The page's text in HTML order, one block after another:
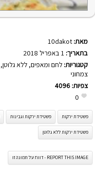
מאת: 10dakot
בתאריך:
קטגוריות: לחם ומאפים, ללא גלוטן,
צמחוני
צפיות: 4096
0
פשטידת ירקות פשטידת ירקות וגבינות
פשטידת ירקות ללא גלוטן
REPORT THIS IMAGE - דווח על תמונה זו